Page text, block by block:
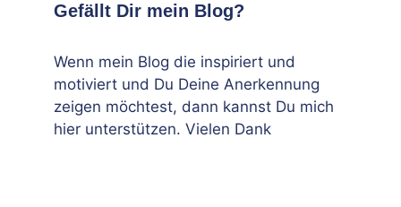
Gefällt Dir mein Blog?
Wenn mein Blog die inspiriert und
motiviert und Du Deine Anerkennung
zeigen möchtest, dann kannst Du mich
hier unterstützen. Vielen Dank